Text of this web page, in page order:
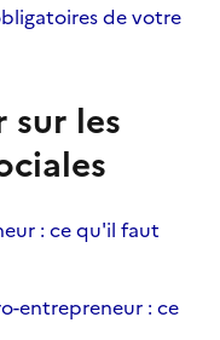
de votre
les
: ce qu'il faut
entrepreneur : ce